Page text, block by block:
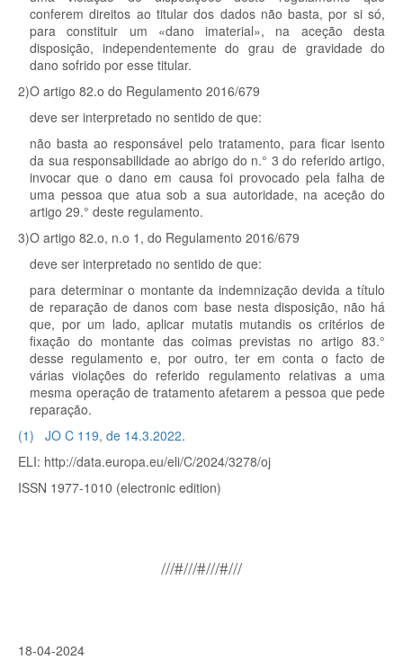
conferem direitos ao titular dos dados não basta, por si só,
para constituir um «dano imaterial», na aceção desta
disposição, independentemente do grau de gravidade do
dano sofrido por esse titular.
2)O artigo 82.o do Regulamento 2016/679
deve ser interpretado no sentido de que:
não basta ao responsável pelo tratamento, para ficar isento
da sua responsabilidade ao abrigo do n.° 3 do referido artigo,
invocar que o dano em causa foi provocado pela falha de
uma pessoa que atua sob a sua autoridade, na aceção do
artigo 29.° deste regulamento.
3)O artigo 82.o, n.o 1, do Regulamento 2016/679
deve ser interpretado no sentido de que:
para determinar o montante da indemnização devida a título
de reparação de danos com base nesta disposição, não há
que, por um lado, aplicar mutatis mutandis os critérios de
fixação do montante das coimas previstas no artigo 83.°
desse regulamento e, por outro, ter em conta o facto de
várias violações do referido regulamento relativas a uma
mesma operação de tratamento afetarem a pessoa que pede
reparação.
(1) JO C 119, de 14.3.2022.
ELI: http://data.europa.eu/eli/C/2024/3278/oj
ISSN 1977-1010 (electronic edition)
///#///#///#///
18-04-2024